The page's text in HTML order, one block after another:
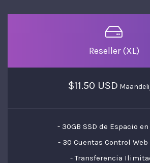
Reseller (XL)
$11.50 USD
- 30GB SSD de Espacio
- 30 Cuentas Control Web
- Transferencia